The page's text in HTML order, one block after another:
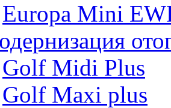
Europa Mini
Golf Midi Plus
Golf Maxi plus